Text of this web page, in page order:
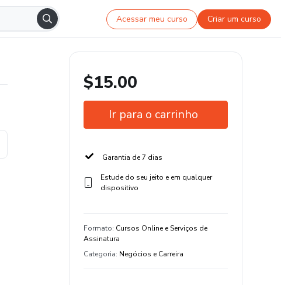
Acessar meu curso Criar um curso
$15.00
Ir para o carrinho
Garantia de 7 dias
Estude do seu jeito e em qualquer
dispositivo
Formato: Cursos Online e Serviços de
Assinatura
Categoria: Negócios e Carreira